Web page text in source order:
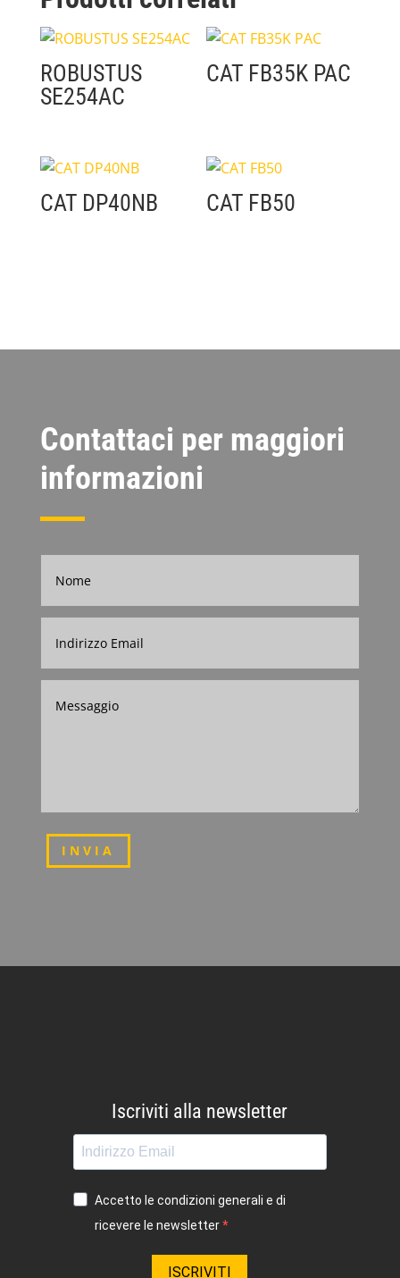
ROBUSTUS
SE254AC
CAT FB35K PAC
CAT DP40NB CAT FB50
Contattaci per maggiori
informazioni
INVIA
Iscriviti alla newsletter
Accetto le condizioni generali e di
ricevere le newsletter
ISCRIVITI